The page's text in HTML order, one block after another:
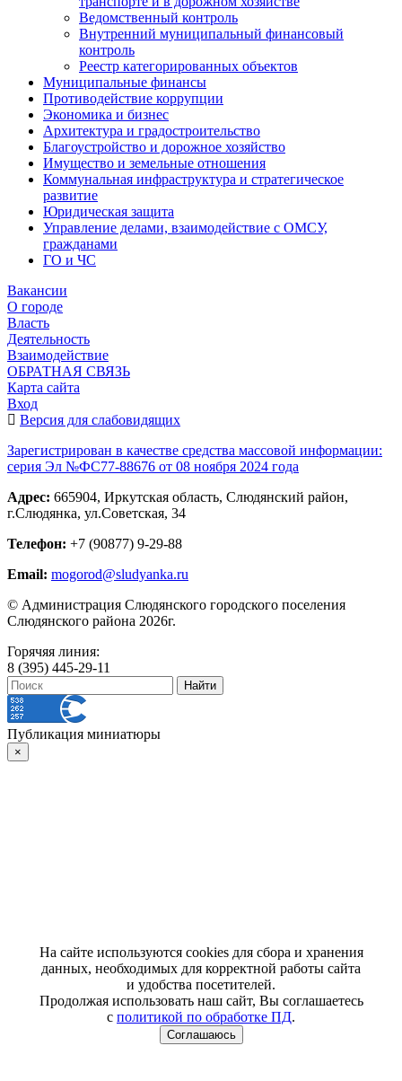
Ведомственный контроль
Внутренний муниципальный финансовый
контроль
Реестр категорированных объектов
Муниципальные финансы
Противодействие коррупции
Экономика и бизнес
Архитектура и градостроительство
Благоустройство и дорожное хозяйство
Имущество и земельные отношения
Коммунальная инфраструктура и стратегическое
развитие
Юридическая защита
Управление делами, взаимодействие с ОМСУ,
гражданами
ГО и ЧС
Вакансии
О городе
Власть
Деятельность
Взаимодействие
ОБРАТНАЯ СВЯЗЬ
Карта сайта
Вход
Версия для слабовидящих
Зарегистрирован в качестве средства массовой информации:
серия Эл №ФС77-88676 от 08 ноября 2024 года
Адрес: 665904, Иркутская область, Слюдянский район,
г.Слюдянка, ул.Советская, 34
Телефон: +7 (90877) 9-29-88
Email: mogorod@sludyanka.ru
© Администрация Слюдянского городского поселения
Слюдянского района 2026г.
Горячяя линия:
8 (395) 445-29-11
Публикация миниатюры
×
На сайте используются cookies для сбора и хранения
данных, необходимых для корректной работы сайта
и удобства посетителей.
Продолжая использовать наш сайт, Вы соглашаетесь
с политикой по обработке ПД.
Соглашаюсь